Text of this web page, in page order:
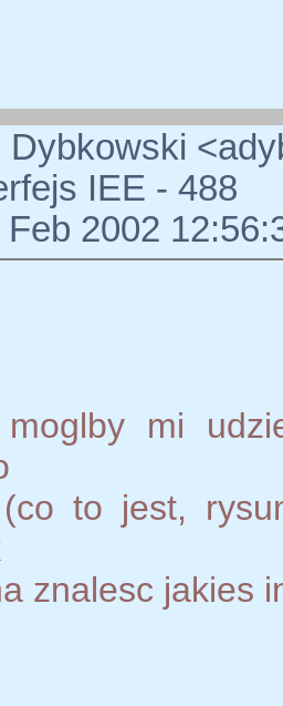
Dybkowski
IEE - 488
Feb 2002
mi
to jest,
znalesc jakies